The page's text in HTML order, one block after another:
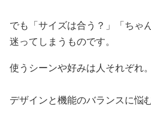
でも「サイズは合う？」「ちゃ
迷ってしまうものです。
使うシーンや好みは人それぞれ。
デザインと機能のバランスに悩